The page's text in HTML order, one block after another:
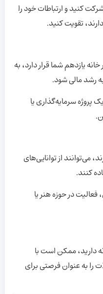
کنید و ارتباطات خود را
تقویت کنید.
یازدهم شما قرار دارد، به
رشد مالی شود.
پروژه سرمایه‌گذاری یا
می‌توانند از توانایی‌های
کنند.
فعالیت در حوزه هنر یا
دارید، ممکن است با
به عنوان فرصتی برای